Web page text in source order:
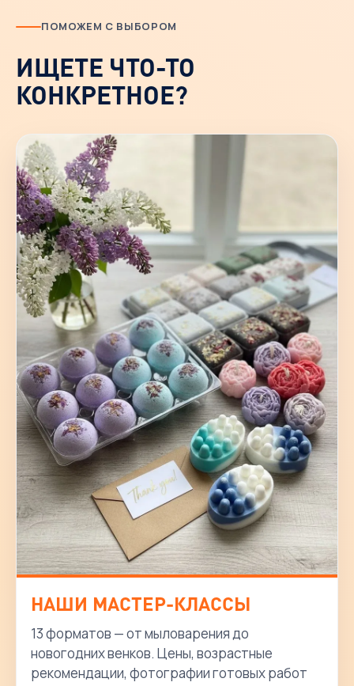
ПОМОЖЕМ С ВЫБОРОМ
ИЩЕТЕ ЧТО-ТО
КОНКРЕТНОЕ?
НАШИ МАСТЕР-КЛАССЫ
13 форматов — от мыловарения до
новогодних венков. Цены, возрастные
рекомендации, фотографии готовых работ